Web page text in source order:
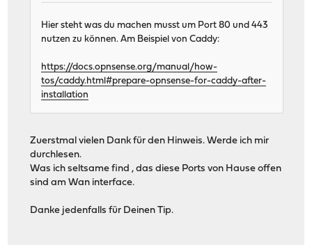
Hier steht was du machen musst um Port 80 und 443
nutzen zu können. Am Beispiel von Caddy:
https://docs.opnsense.org/manual/how-
tos/caddy.html#prepare-opnsense-for-caddy-after-
installation
Zuerstmal vielen Dank für den Hinweis. Werde ich mir
durchlesen.
Was ich seltsame find , das diese Ports von Hause offen
sind am Wan interface.
Danke jedenfalls für Deinen Tip.